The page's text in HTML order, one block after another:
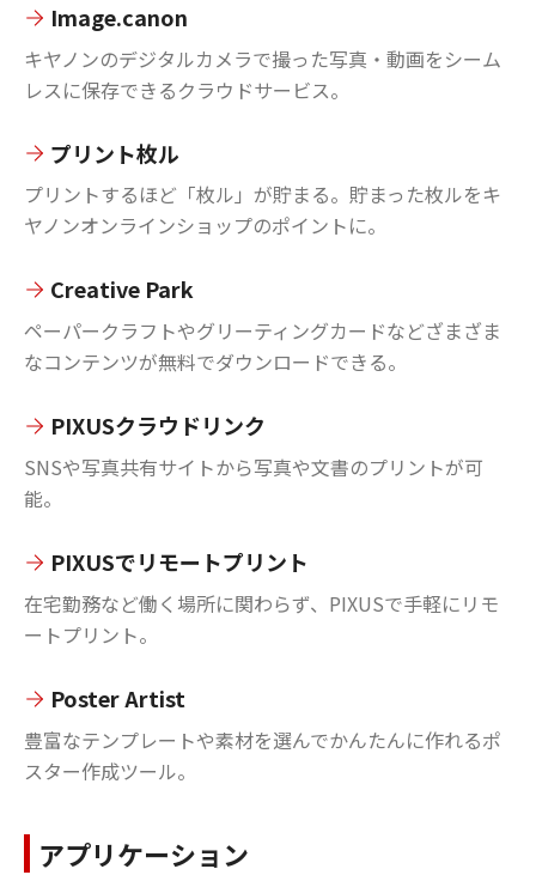
Image.canon
キヤノンのデジタルカメラで撮った写真・動画をシーム
レスに保存できるクラウドサービス。
プリント枚ル
プリントするほど「枚ル」が貯まる。貯まった枚ルをキ
ヤノンオンラインショップのポイントに。
Creative Park
ペーパークラフトやグリーティングカードなどざまざま
なコンテンツが無料でダウンロードできる。
PIXUSクラウドリンク
SNSや写真共有サイトから写真や文書のプリントが可
能。
PIXUSでリモートプリント
在宅勤務など働く場所に関わらず、PIXUSで手軽にリモ
ートプリント。
Poster Artist
豊富なテンプレートや素材を選んでかんたんに作れるポ
スター作成ツール。
アプリケーション